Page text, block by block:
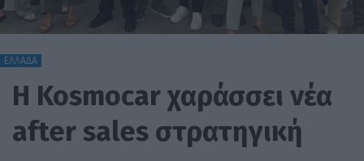
ΕΛΛΑΔΑ
Η Kosmocar χαράσσει νέα
after sales στρατηγική